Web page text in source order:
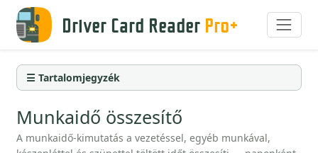
Driver Card Reader Pro+
☰ Tartalomjegyzék
Munkaidő összesítő
A munkaidő-kimutatás a vezetéssel, egyéb munkával,